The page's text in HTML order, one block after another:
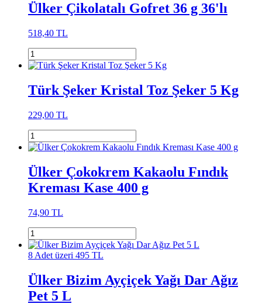
Ülker Çikolatalı Gofret 36 g 36'lı
518,40 TL
Türk Şeker Kristal Toz Şeker 5 Kg
229,00 TL
Ülker Çokokrem Kakaolu Fındık
Kreması Kase 400 g
74,90 TL
8 Adet üzeri 495 TL
Ülker Bizim Ayçiçek Yağı Dar Ağız
Pet 5 L